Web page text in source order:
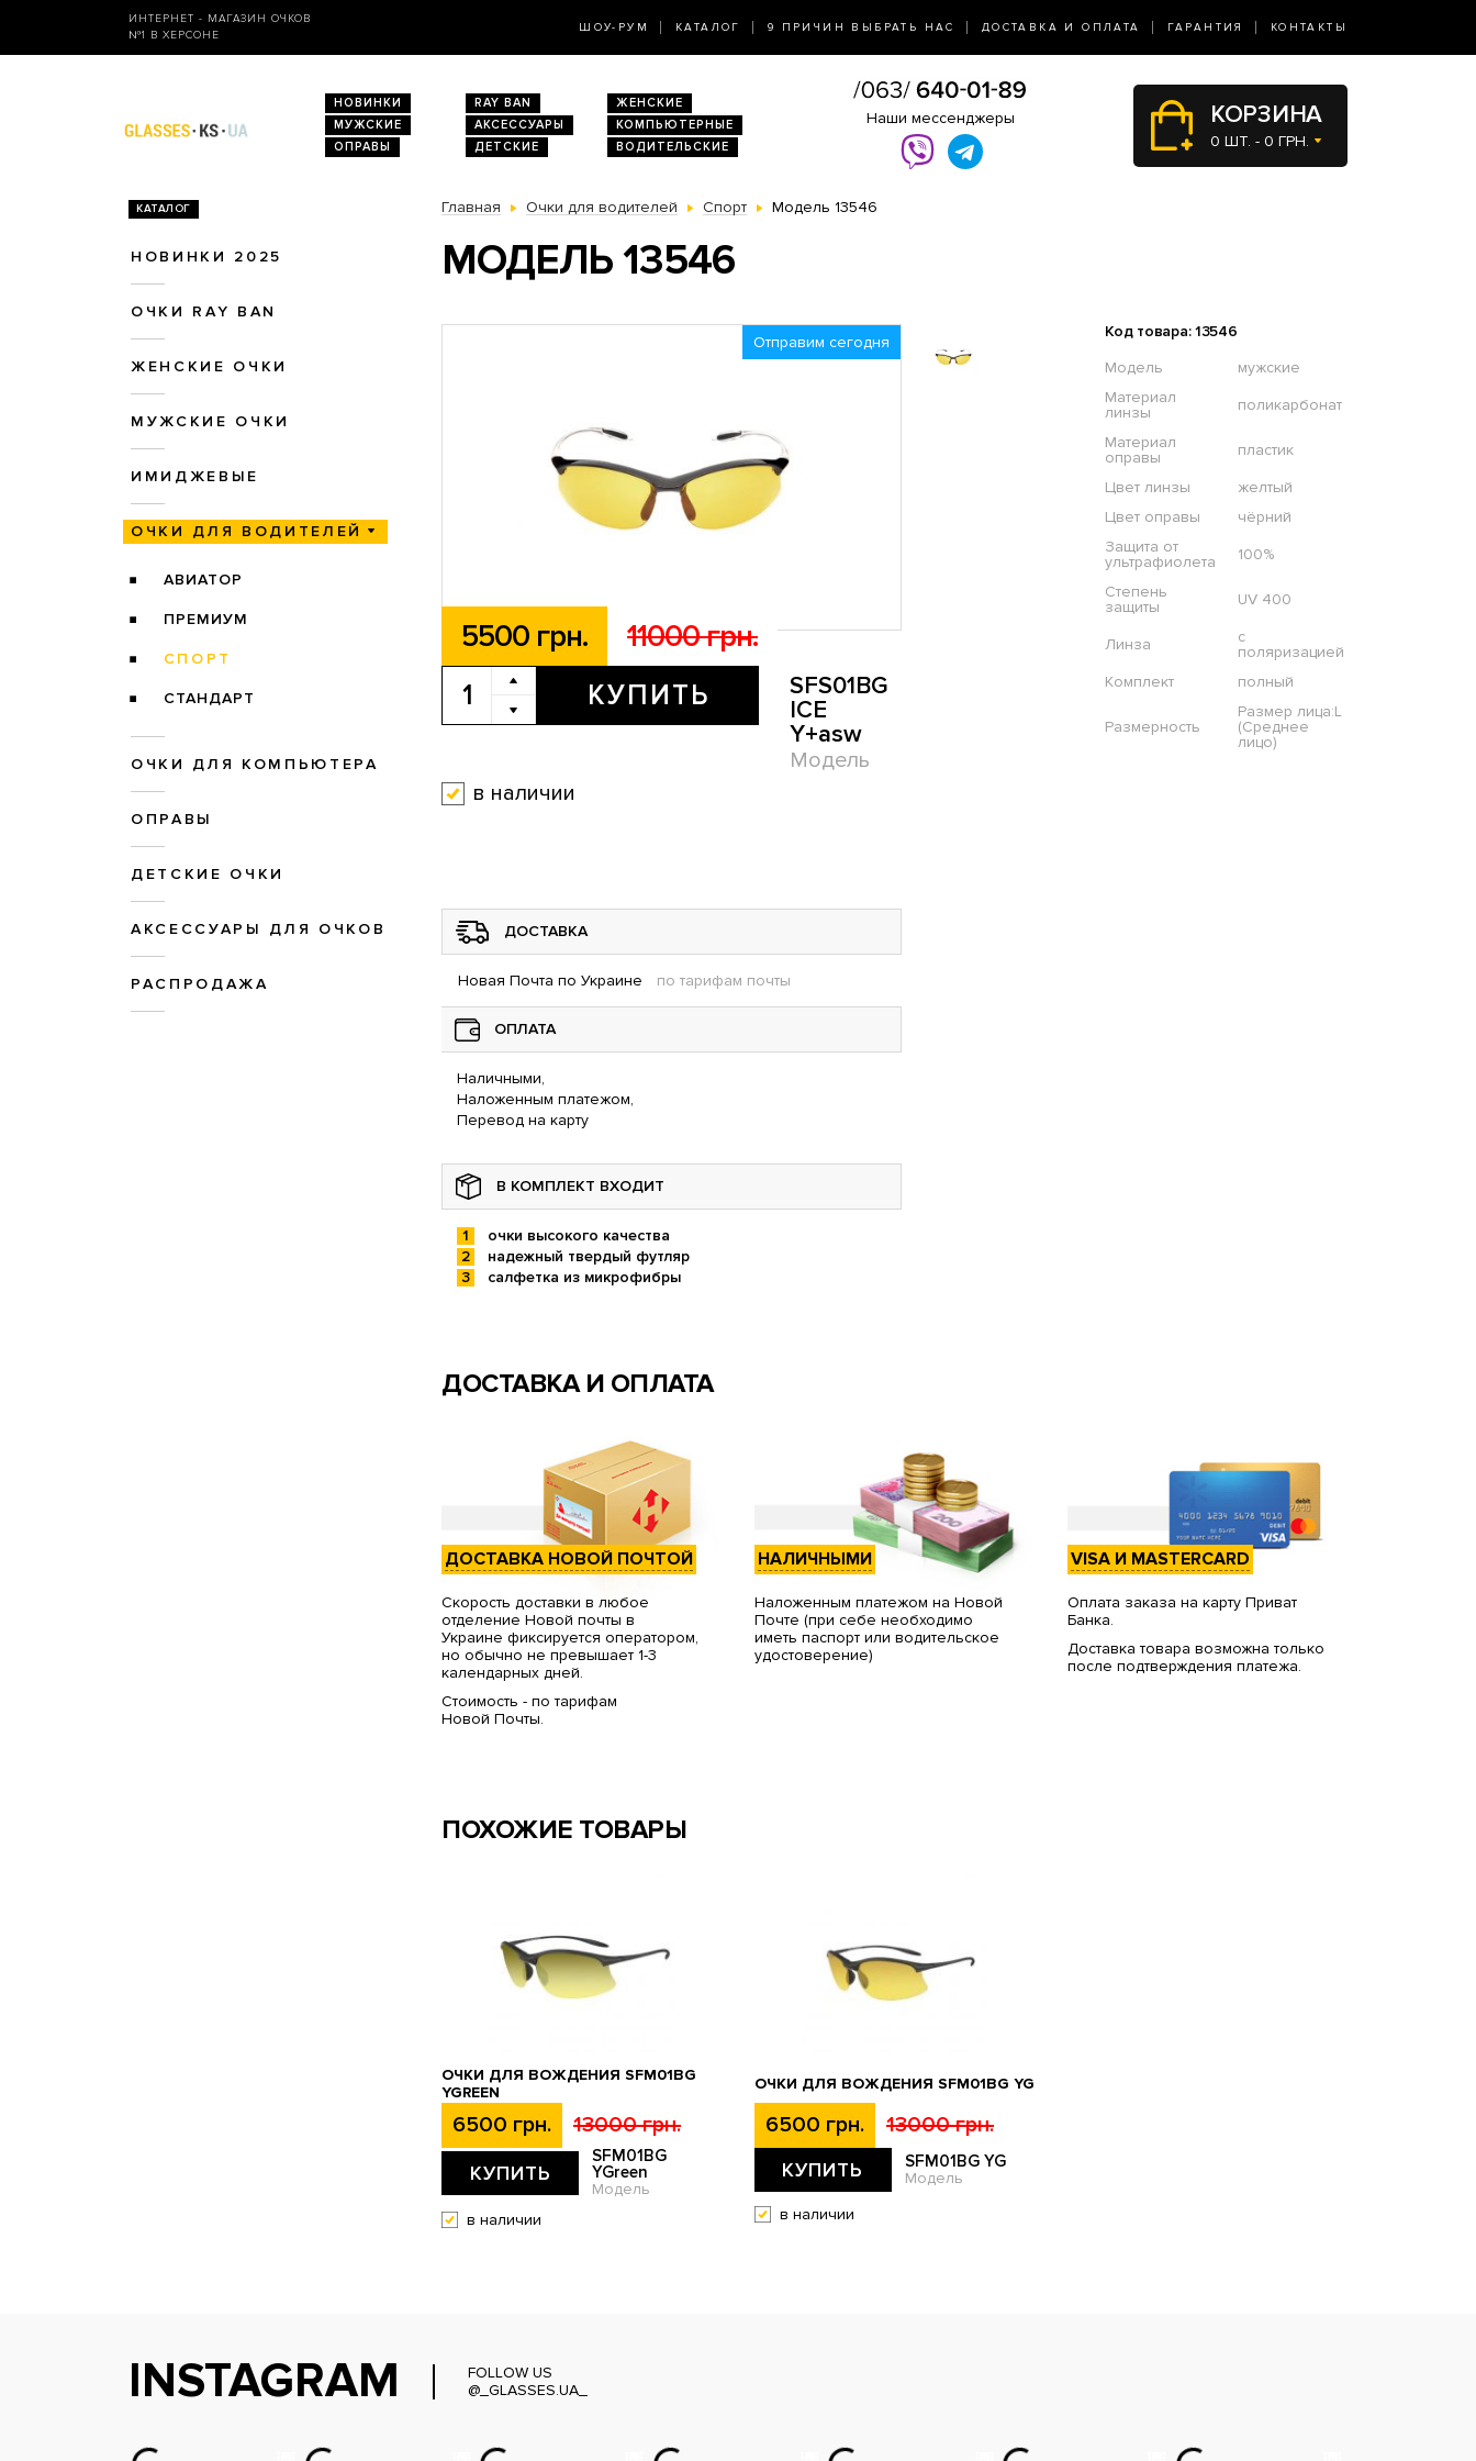
ИНТЕРНЕТ - МАГАЗИН ОЧКОВ
№1 В ХЕРСОНЕ
ШОУ-РУМ КАТАЛОГ 9 ПРИЧИН ВЫБРАТЬ НАС ДОСТАВКА И ОПЛАТА ГАРАНТИЯ КОНТАКТЫ
НОВИНКИ RAY BAN
ЖЕНСКИЕ
МУЖСКИЕ
АКСЕССУАРЫ
КОМПЬЮТЕРНЫЕ
ОПРАВЫ
ДЕТСКИЕ ВОДИТЕЛЬСКИЕ
Наши мессенджеры КОРЗИНА
0 ШТ. - 0 ГРН.
КАТАЛОГ
НОВИНКИ 2025
ОЧКИ RAY BAN
ЖЕНСКИЕ ОЧКИ
МУЖСКИЕ ОЧКИ
ИМИДЖЕВЫЕ
ОЧКИ ДЛЯ ВОДИТЕЛЕЙ
АВИАТОР
ПРЕМИУМ
СПОРТ
СТАНДАРТ
ОЧКИ ДЛЯ КОМПЬЮТЕРА
ОПРАВЫ
ДЕТСКИЕ ОЧКИ
АКСЕССУАРЫ ДЛЯ ОЧКОВ
РАСПРОДАЖА
Главная Очки для водителей Спорт Модель 13546
МОДЕЛЬ 13546
Отправим сегодня
5500 грн. 11000 грн.
КУПИТЬ
SFS01BG
ICE
Y+asw
Модель
в наличии
Код товара: 13546
Модель
мужские
Материал
линзы
поликарбонат
Материал
оправы
пластик
Цвет линзы
желтый
Цвет оправы
чёрний
Защита от
ультрафиолета
100%
Степень
защиты
UV 400
Линза
с
поляризацией
Комплект
полный
Размерность
Размер лица:L
(Среднее
лицо)
ДОСТАВКА
Новая Почта по Украине по тарифам почты
ОПЛАТА
Наличными,
Наложенным платежом,
Перевод на карту
В КОМПЛЕКТ ВХОДИТ
очки высокого качества
надежный твердый футляр
салфетка из микрофибры
ДОСТАВКА И ОПЛАТА
ДОСТАВКА НОВОЙ ПОЧТОЙ
Скорость доставки в любое
отделение Новой почты в
Украине фиксируется оператором,
но обычно не превышает 1-3
календарных дней.
Стоимость - по тарифам
Новой Почты.
НАЛИЧНЫМИ
Наложенным платежом на Новой
Почте (при себе необходимо
иметь паспорт или водительское
удостоверение)
VISA И MASTERCARD
Оплата заказа на карту Приват
Банка.
Доставка товара возможна только
после подтверждения платежа.
ПОХОЖИЕ ТОВАРЫ
ОЧКИ ДЛЯ ВОЖДЕНИЯ SFM01BG
YGREEN
6500 грн. 13000 грн.
КУПИТЬ
SFM01BG
YGreen
Модель
в наличии
ОЧКИ ДЛЯ ВОЖДЕНИЯ SFM01BG YG
6500 грн. 13000 грн.
КУПИТЬ SFM01BG YG
Модель
в наличии
INSTAGRAM
FOLLOW US
@_GLASSES.UA_